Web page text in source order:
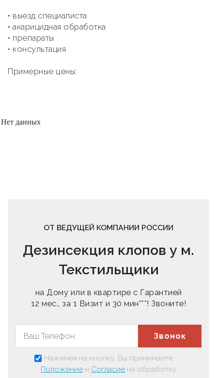
• выезд специалиста
• акарицидная обработка
• препараты
• консультация
Примерные цены:
Нет данных
ОТ ВЕДУЩЕЙ КОМПАНИИ РОССИИ
Дезинсекция клопов у м.
Текстильщики
на Дому или в квартире с Гарантией
12 мес., за 1 Визит и 30 мин***! Звоните!
Звонок
Нажимая на кнопку, Вы принимаете
Положение и Согласие на обработку